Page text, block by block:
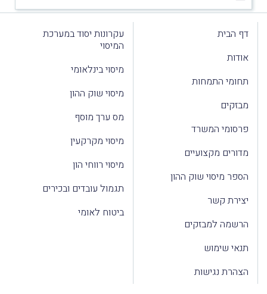
דף הבית
אודות
תחומי התמחות
מבזקים
פרסומי המשרד
מדורים מקצועיים
הספר מיסוי שוק ההון
יצירת קשר
הרשמה למבזקים
תנאי שימוש
הצהרת נגישות
עקרונות יסוד במערכת
המיסוי
מיסוי בינלאומי
מיסוי שוק ההון
מס ערך מוסף
מיסוי מקרקעין
מיסוי רווחי הון
תגמול עובדים ובכירים
ביטוח לאומי